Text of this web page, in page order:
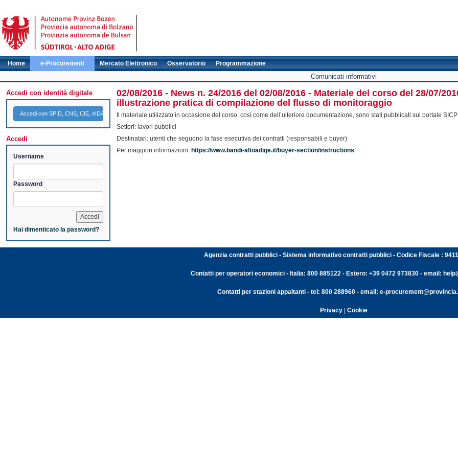
Home e-Procurement Mercato Elettronico Osservatorio Programmazione
Comunicati informativi
Accedi con identità digitale
Accedi con SPID, CNS, CIE, eIDAS
Accedi
Username
Password
Hai dimenticato la password?
02/08/2016 - News n. 24/2016 del 02/08/2016 - Materiale del corso del 28/07/
illustrazione pratica di compilazione del flusso di monitoraggio
Il materiale utilizzato in occasione del corso, così come dell’ulteriore documentazione, sono stati pubblicati sul portale
Settori: lavori pubblici
Destinatari: utenti che seguono la fase esecutiva dei contratti (responsabili e buyer)
Per maggiori informazioni: https://www.bandi-altoadige.it/buyer-section/instructions
Agenzia contratti pubblici - Sistema informativo contratti pubblici - Codice Fiscale :
Contatti per operatori economici - Italia: 800 885122 - Estero: +39 0472 973830 - email:
Contatti per stazioni appaltanti - tel: 800 288960 - email: e-
Privacy| Cookie